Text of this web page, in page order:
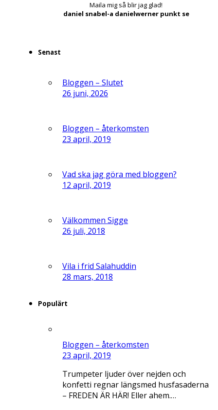
Maila mig så blir jag glad!
daniel snabel-a danielwerner punkt se
Senast
Bloggen – Slutet
26 juni, 2026
Bloggen – återkomsten
23 april, 2019
Vad ska jag göra med bloggen?
12 april, 2019
Välkommen Sigge
26 juli, 2018
Vila i frid Salahuddin
28 mars, 2018
Populärt
Bloggen – återkomsten
23 april, 2019
Trumpeter ljuder över nejden och
konfetti regnar längsmed husfasaderna
– FREDEN ÄR HÄR! Eller ahem.…